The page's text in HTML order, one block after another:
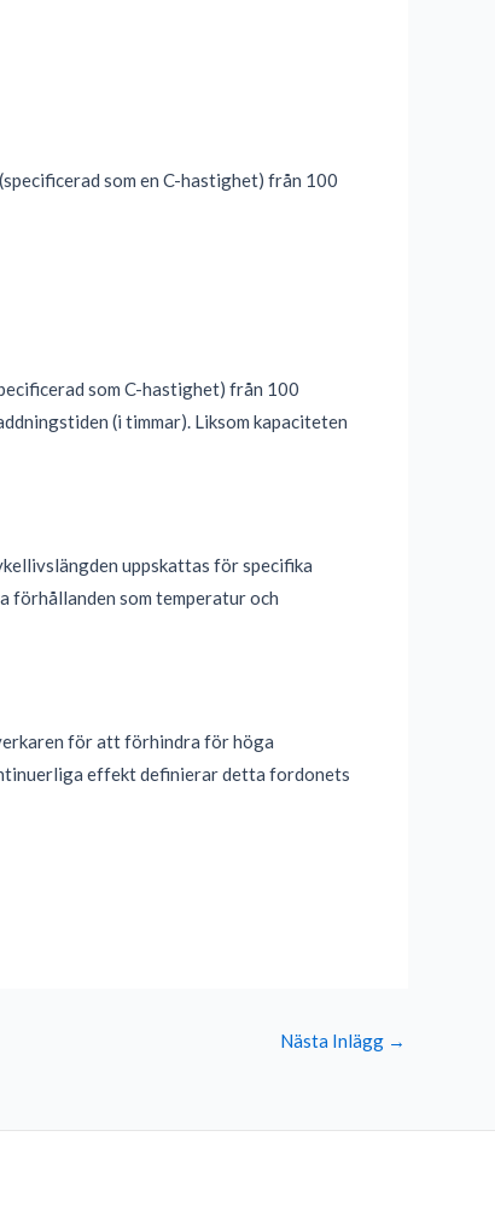
som en C-hastighet) från 100
som C-hastighet) från 100
(i timmar). Liksom kapaciteten
uppskattas för specifika
förhållanden som temperatur och
för att förhindra för höga
effekt definierar detta fordonets
Nästa Inlägg →